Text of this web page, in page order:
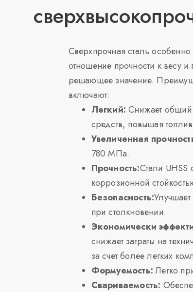
Сверхпрочная сталь
отношение прочности к весу
решающее значение.
включают:
Легкий:Снижает общий
средств, повышая
Увеличенная
780 МПа.
Прочность:Стали UHSS
коррозионной
Безопасность:
при столкновении.
Экономически
снижает затраты на
за счет более легких
Формуемость: Легко
Свариваемость: